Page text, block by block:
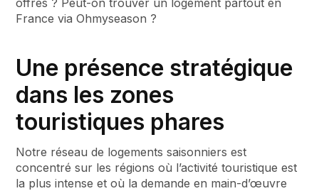
offres ? Peut-on trouver un logement partout en
France via Ohmyseason ?
Une présence stratégique
dans les zones
touristiques phares
Notre réseau de logements saisonniers est
concentré sur les régions où l’activité touristique est
la plus intense et où la demande en main-d’œuvre